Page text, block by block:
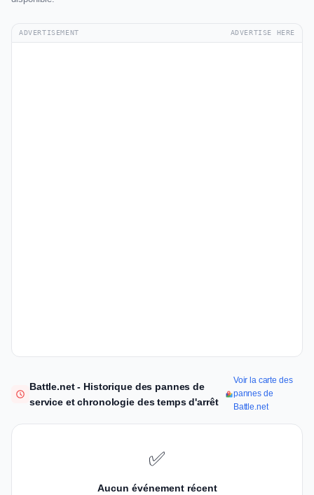
ADVERTISEMENT ADVERTISE HERE
Battle.net - Historique des pannes de
service et chronologie des temps d'arrêt
Voir la carte des
pannes de
Battle.net
✅
Aucun événement récent